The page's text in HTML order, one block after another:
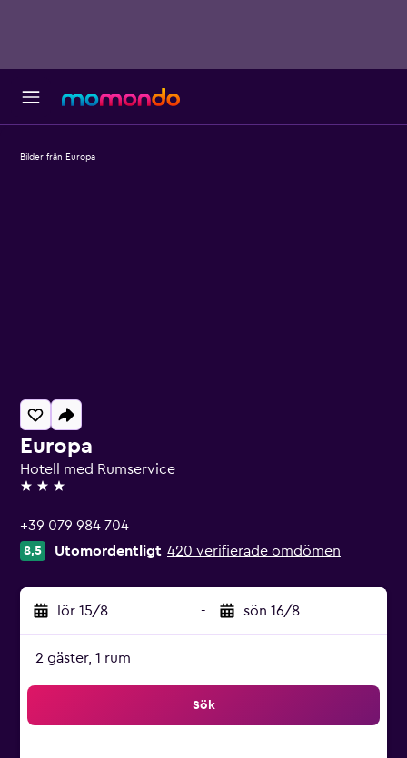
Europa
Hotell med Rumservice
3 stjärnor
+39 079 984 704
8,5 Utomordentligt 420 verifierade omdömen
lör 15/8 - sön 16/8
2 gäster, 1 rum
Sök
Bilder från Europa